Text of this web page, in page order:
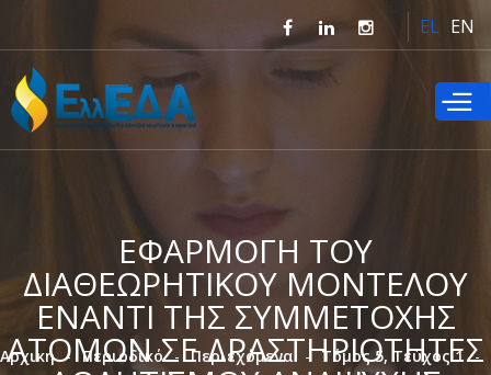
προς το
κυρίως
περιεχόμενο
EL EN
ΕΦΑΡΜΟΓΗ ΤΟΥ
ΔΙΑΘΕΩΡΗΤΙΚΟΥ ΜΟΝΤΕΛΟΥ
ΕΝΑΝΤΙ ΤΗΣ ΣΥΜΜΕΤΟΧΗΣ
ΑΤΟΜΩΝ ΣΕ ΔΡΑΣΤΗΡΙΟΤΗΤΕΣ
Αρχική Περιοδικό Περιεχόμενα
Τόμος 5, Τεύχος 1